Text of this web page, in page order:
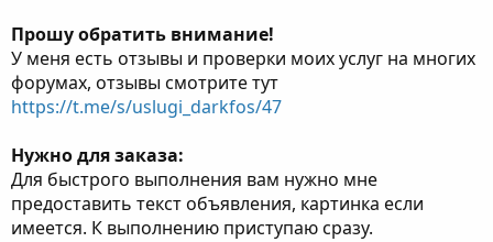
Прошу обратить внимание!
У меня есть отзывы и проверки моих услуг на многих
форумах, отзывы смотрите тут
https://t.me/s/uslugi_darkfos/47
Нужно для заказа:
Для быстрого выполнения вам нужно мне
предоставить текст объявления, картинка если
имеется. К выполнению приступаю сразу.